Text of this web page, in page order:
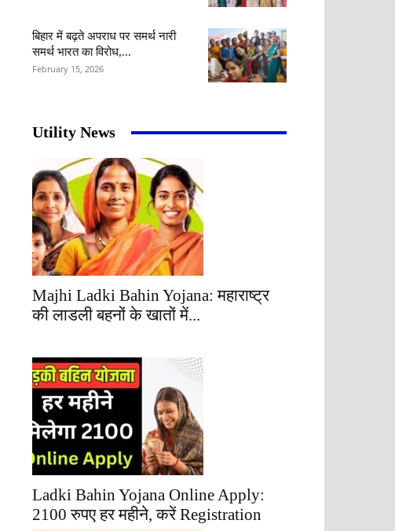
बिहार में बढ़ते अपराध पर समर्थ नारी
समर्थ भारत का विरोध,...
February 15, 2026
Utility News
Majhi Ladki Bahin Yojana: महाराष्ट्र
की लाडली बहनों के खातों में...
Ladki Bahin Yojana Online Apply:
2100 रुपए हर महीने, करें Registration